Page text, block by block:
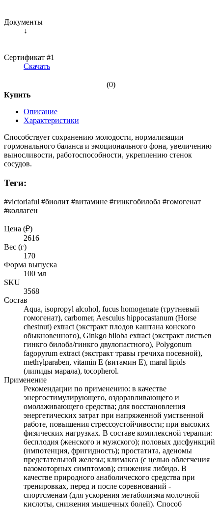
Документы
↓
Сертификат #1
Скачать
(0)
Купить
Описание
Характеристики
Способствует сохранению молодости, нормализации
гормонального баланса и эмоционального фона, увеличению
выносливости, работоспособности, укреплению стенок
сосудов.
Теги:
#victoriaful #биолит #витаминe #гинкгобилоба #гомогенат
#коллаген
Цена (₽)
2616
Вес (г)
170
Форма выпуска
100 мл
SKU
3568
Состав
Аqua, isopropyl alcohol, fucus homogenate (трутневый
гомогенат), carbomer, Aesculus hippocastanum (Horse
chestnut) extract (экстракт плодов каштана конского
обыкновенного), Ginkgo biloba extract (экстракт листьев
гинкго билоба/гинкго двулопастного), Polygonum
fagopyrum extract (экстракт травы гречиха посевной),
methylparaben, vitamin E (витамин Е), maral lipids
(липиды марала), tocopherol.
Применение
Рекомендации по применению: в качестве
энергостимулирующего, оздоравливающего и
омолаживающего средства; для восстановления
энергетических затрат при напряженной умственной
работе, повышения стрессоустойчивости; при высоких
физических нагрузках. В составе комплексной терапии:
бесплодия (женского и мужского); половых дисфункций
(импотенция, фригидность); простатита, аденомы
предстательной железы; климакса (с целью облегчения
вазомоторных симптомов); снижения либидо. В
качестве природного анаболического средства при
тренировках, перед и после соревнований -
спортсменам (для ускорения метаболизма молочной
кислоты, снижения мышечных болей). Способ